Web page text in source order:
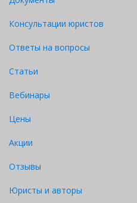
Консультации юристов
Ответы на вопросы
Статьи
Вебинары
Цены
Акции
Отзывы
Юристы и авторы